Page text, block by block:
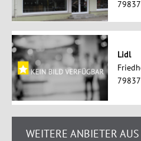
Lidl
WEITERE ANBIETER